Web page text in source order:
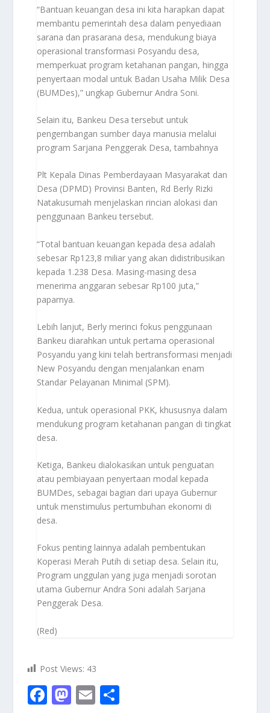
“Bantuan keuangan desa ini kita harapkan dapat
membantu pemerintah desa dalam penyediaan
sarana dan prasarana desa, mendukung biaya
operasional transformasi Posyandu desa,
memperkuat program ketahanan pangan, hingga
penyertaan modal untuk Badan Usaha Milik Desa
(BUMDes),” ungkap Gubernur Andra Soni.
Selain itu, Bankeu Desa tersebut untuk
pengembangan sumber daya manusia melalui
program Sarjana Penggerak Desa, tambahnya
Plt Kepala Dinas Pemberdayaan Masyarakat dan
Desa (DPMD) Provinsi Banten, Rd Berly Rizki
Natakusumah menjelaskan rincian alokasi dan
penggunaan Bankeu tersebut.
“Total bantuan keuangan kepada desa adalah
sebesar Rp123,8 miliar yang akan didistribusikan
kepada 1.238 Desa. Masing-masing desa
menerima anggaran sebesar Rp100 juta,”
paparnya.
Lebih lanjut, Berly merinci fokus penggunaan
Bankeu diarahkan untuk pertama operasional
Posyandu yang kini telah bertransformasi menjadi
New Posyandu dengan menjalankan enam
Standar Pelayanan Minimal (SPM).
Kedua, untuk operasional PKK, khususnya dalam
mendukung program ketahanan pangan di tingkat
desa.
Ketiga, Bankeu dialokasikan untuk penguatan
atau pembiayaan penyertaan modal kepada
BUMDes, sebagai bagian dari upaya Gubernur
untuk menstimulus pertumbuhan ekonomi di
desa.
Fokus penting lainnya adalah pembentukan
Koperasi Merah Putih di setiap desa. Selain itu,
Program unggulan yang juga menjadi sorotan
utama Gubernur Andra Soni adalah Sarjana
Penggerak Desa.
(Red)
Post Views: 43
F M E